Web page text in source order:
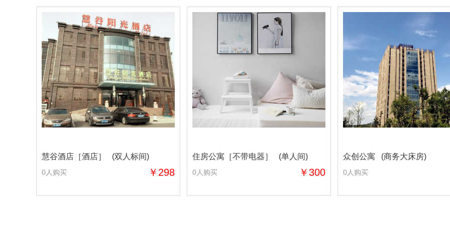
慧谷酒店［酒店］ (双人标间)
0人购买 ￥298
住房公寓［不带电器］ (单人间)
0人购买 ￥300
众创公寓 (商务大床房)
0人购买